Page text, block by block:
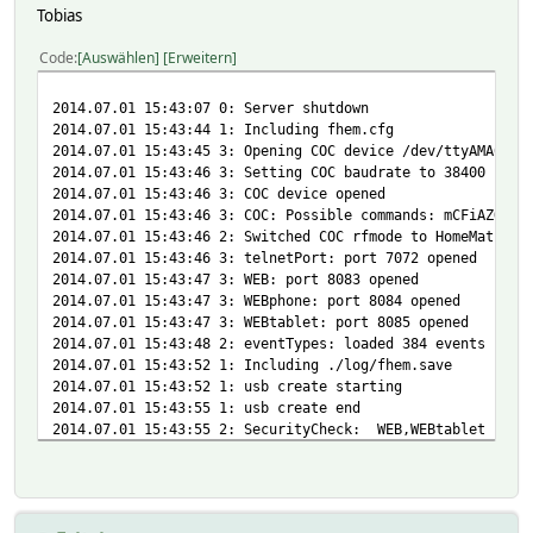
2014.06.28 21:27:39 1: Including fhem.cfg
2014.06.28 21:27:39 3: fritzbox device opened
2014.06.28 21:27:39 3: Opening CUL_0 device /dev/ttyACM0
2014.06.28 21:27:40 3: Setting CUL_0 baudrate to 9600
2014.06.28 21:27:40 3: CUL_0 device opened
2014.06.28 21:27:40 3: CUL_0: Possible commands:
2014.06.28 21:27:40 2: Setting CUL fhtid from
2014.06.28 21:27:40 2: Switched CUL_0 rfmode to HomeMatic
2014.06.28 21:27:42 3: WEB: port 8083 opened
2014.06.28 21:27:42 3: WEBphone: port 8084 opened
2014.06.28 21:27:42 3: WEBtablet: port 8085 opened
2014.06.28 21:27:43 2: eventTypes: loaded 4346 events
2014.06.28 21:27:43 3: [STV] defined with host:
2014.06.28 21:27:45 3: Stehlampe_links_1: I/O device is
2014.06.28 21:27:45 3: Stehlampe_links_2: I/O device is
2014.06.28 21:27:45 3: Stehlampe_links_3: I/O device is
2014.06.28 21:27:45 3: Stehlampe_links: I/O device is
2014.06.28 21:27:51 1: Including ./log/fhem.save
Tobias
Code Auswählen Erweitern
2014.07.01 15:43:07 0: Server shutdown
2014.07.01 15:43:44 1: Including fhem.cfg
2014.07.01 15:43:45 3: Opening COC device /dev/ttyAMA0
2014.07.01 15:43:46 3: Setting COC baudrate to 38400
2014.07.01 15:43:46 3: COC device opened
2014.07.01 15:43:46 3: COC: Possible commands:
2014.07.01 15:43:46 2: Switched COC rfmode to HomeMatic
2014.07.01 15:43:46 3: telnetPort: port 7072 opened
2014.07.01 15:43:47 3: WEB: port 8083 opened
2014.07.01 15:43:47 3: WEBphone: port 8084 opened
2014.07.01 15:43:47 3: WEBtablet: port 8085 opened
2014.07.01 15:43:48 2: eventTypes: loaded 384 events
2014.07.01 15:43:52 1: Including ./log/fhem.save
2014.07.01 15:43:52 1: usb create starting
2014.07.01 15:43:55 1: usb create end
2014.07.01 15:43:55 2: SecurityCheck: WEB,WEBtablet
2014.07.01 15:43:56 3: Device Balkontuer added to
2014.07.01 15:43:56 3: Device Haustuer added to